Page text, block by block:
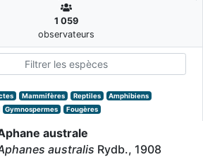
1 059
observateurs
Mammifères Reptiles
Amphibiens
Gymnospermes Fougères
australe
australis Rydb., 1908